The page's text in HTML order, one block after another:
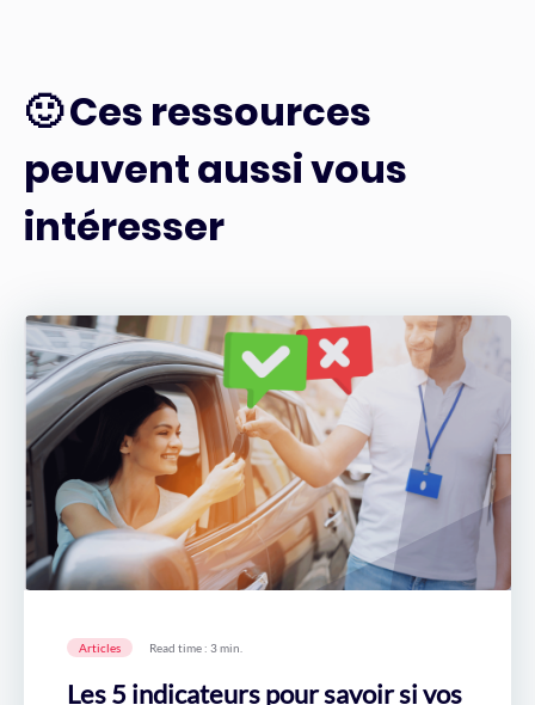
🙂 Ces ressources
peuvent aussi vous
intéresser
Articles Read time : 3 min.
Les 5 indicateurs pour savoir si vos